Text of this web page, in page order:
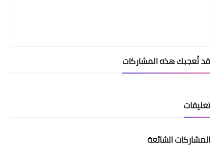
قد تُعجبك هذه المشاركات
تعليقات
المشاركات الشائعة